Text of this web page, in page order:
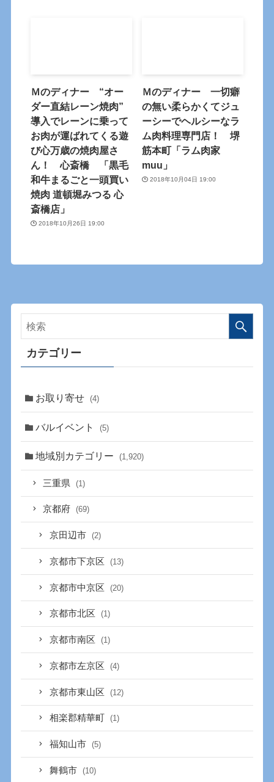
Ｍのディナー “オー
ダー直結レーン焼肉”
導入でレーンに乗って
お肉が運ばれてくる遊
び心万歳の焼肉屋さ
ん！ 心斎橋 「黒毛
和牛まるごと一頭買い
焼肉 道頓堀みつる 心
斎橋店」
2018年10月26日 19:00
Ｍのディナー 一切癖
の無い柔らかくてジュ
ーシーでヘルシーなラ
ム肉料理専門店！ 堺
筋本町「ラム肉家
muu」
2018年10月04日 19:00
カテゴリー
お取り寄せ (4)
バルイベント (5)
地域別カテゴリー (1,920)
三重県 (1)
京都府 (69)
京田辺市 (2)
京都市下京区 (13)
京都市中京区 (20)
京都市北区 (1)
京都市南区 (1)
京都市左京区 (4)
京都市東山区 (12)
相楽郡精華町 (1)
福知山市 (5)
舞鶴市 (10)